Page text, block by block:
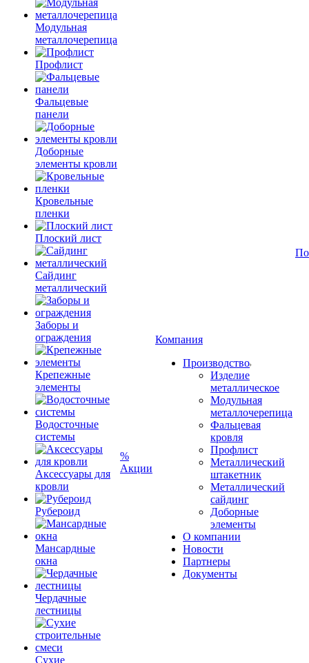
Модульная
металлочерепица
Профлист
Фальцевые
панели
Доборные
элементы кровли
Кровельные
пленки
Плоский лист
Сайдинг
металлический
Заборы и
ограждения
Крепежные
элементы
Водосточные
системы
Аксессуары для
кровли
Рубероид
Мансардные
окна
Чердачные
лестницы
Сухие
%
Акции
Компания
Производство
Изделие
металлическое
Модульная
металлочерепица
Фальцевая
кровля
Профлист
Металлический
штакетник
Металлический
сайдинг
Доборные
элементы
О компании
Новости
Партнеры
Документы